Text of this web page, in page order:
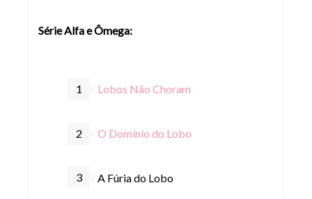
Série Alfa e Ômega:
Lobos Não Choram
O Domínio do Lobo
A Fúria do Lobo